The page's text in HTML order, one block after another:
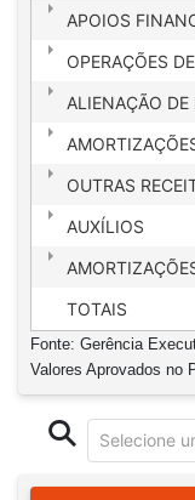
APOIOS
OPERAÇÕES
ALIENAÇÃO DE
OUTRAS
AUXÍLIOS
TOTAIS
Fonte: Gerência
Valores Aprovados no